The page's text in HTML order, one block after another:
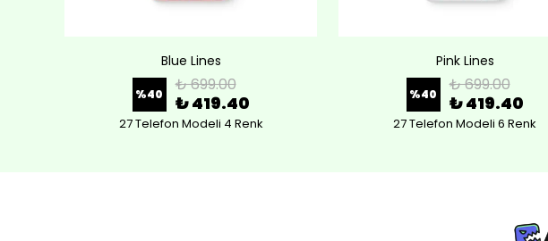
Blue Lines
%40 ₺ 699.00
₺ 419.40
27 Telefon Modeli 4 Renk
Pink Lines
%40 ₺ 699.00
₺ 419.40
27 Telefon Modeli 6 Renk